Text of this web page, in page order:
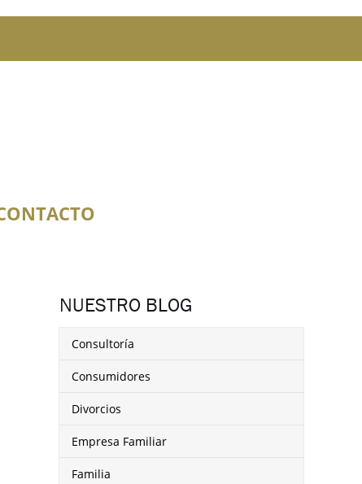
NUESTRO BLOG
Consultoría
Consumidores
Divorcios
Empresa Familiar
Familia